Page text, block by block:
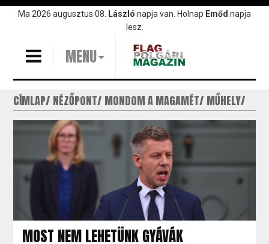
UgrásMa 2026 augusztus 08. László napja van. Holnap Emőd napja
lesz.
MENU
CÍMLAP NÉZŐPONT MONDOM A MAGAMÉT MŰHELY
MOST NEM LEHETÜNK GYÁVÁK